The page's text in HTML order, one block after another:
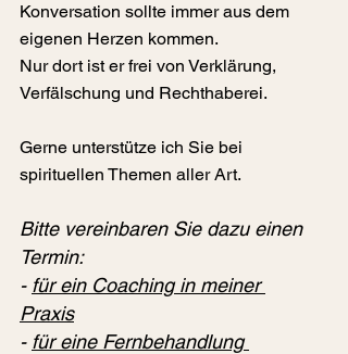
Konversation sollte immer aus dem
eigenen Herzen kommen.
Nur dort ist er frei von Verklärung,
Verfälschung und Rechthaberei.
Gerne unterstütze ich Sie bei
spirituellen Themen aller Art.
Bitte vereinbaren Sie dazu einen
Termin:
- für ein Coaching in meiner
Praxis
- für eine Fernbehandlung